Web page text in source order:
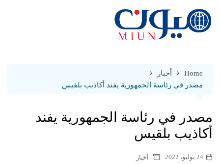
content
Home
أخبار
مصدر في رئاسة الجمهورية يفند أكاذيب بلقيس
مصدر في رئاسة الجمهورية يفند
أكاذيب بلقيس
24 يوليو، 2022 أخبار